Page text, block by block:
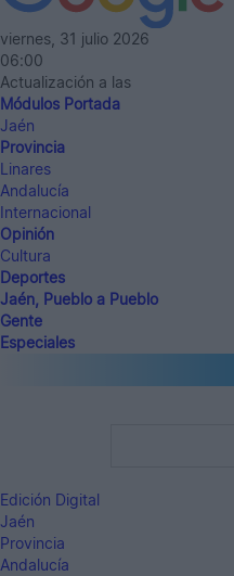
viernes, 31 julio 2026
06:00
Actualización a las
Módulos Portada
Jaén
Provincia
Linares
Andalucía
Internacional
Opinión
Cultura
Deportes
Jaén, Pueblo a Pueblo
Gente
Especiales
Edición Digital
Jaén
Provincia
Andalucía